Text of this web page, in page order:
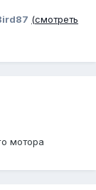
(смотреть
мотора